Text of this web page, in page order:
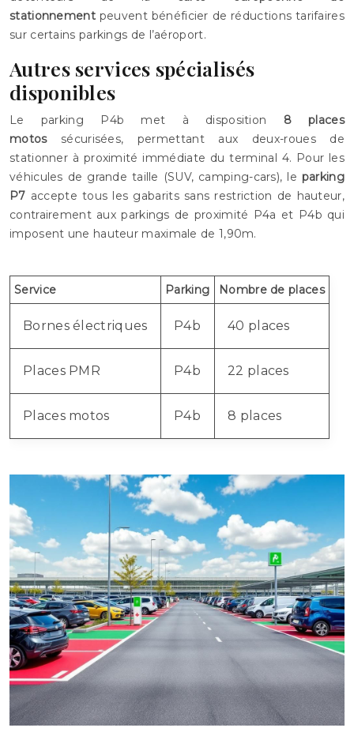
stationnementpeuvent bénéficier de réductions tarifaires
sur certains parkings de l’aéroport.
Autres services spécialisés
disponibles
Le parking P4b met à disposition 8 places
motossécurisées, permettant aux deux-roues de
stationner à proximité immédiate du terminal 4. Pour les
véhicules de grande taille (SUV, camping-cars), le parking
P7 accepte tous les gabarits sans restriction de hauteur,
contrairement aux parkings de proximité P4a et P4b qui
imposent une hauteur maximale de 1,90m.
Service Parking Nombre de places
Bornes électriques P4b 40 places
Places PMR P4b 22 places
Places motos P4b 8 places